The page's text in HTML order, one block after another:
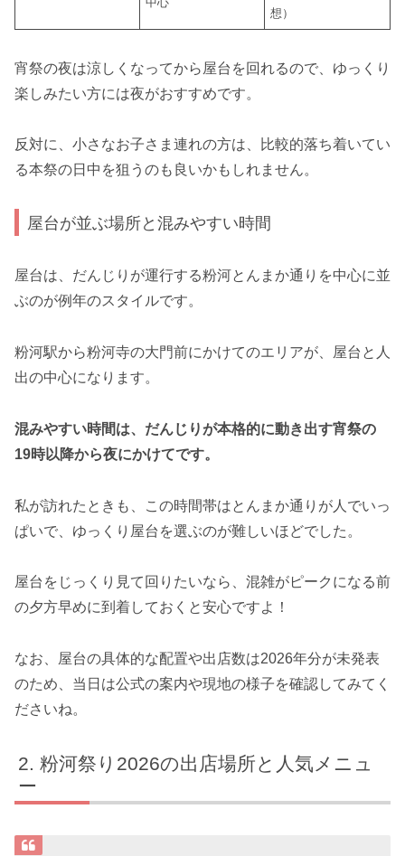
想）
宵祭の夜は涼しくなってから屋台を回れるので、ゆっくり
楽しみたい方には夜がおすすめです。
反対に、小さなお子さま連れの方は、比較的落ち着いてい
る本祭の日中を狙うのも良いかもしれません。
屋台が並ぶ場所と混みやすい時間
屋台は、だんじりが運行する粉河とんまか通りを中心に並
ぶのが例年のスタイルです。
粉河駅から粉河寺の大門前にかけてのエリアが、屋台と人
出の中心になります。
混みやすい時間は、だんじりが本格的に動き出す宵祭の
19時以降から夜にかけてです。
私が訪れたときも、この時間帯はとんまか通りが人でいっ
ぱいで、ゆっくり屋台を選ぶのが難しいほどでした。
屋台をじっくり見て回りたいなら、混雑がピークになる前
の夕方早めに到着しておくと安心ですよ！
なお、屋台の具体的な配置や出店数は2026年分が未発表
のため、当日は公式の案内や現地の様子を確認してみてく
ださいね。
粉河祭り2026の出店場所と人気メニュ
ー